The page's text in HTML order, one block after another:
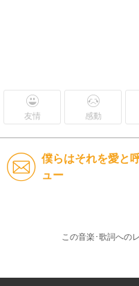
友情 感動
僕らはそれを愛と
ュー
この音楽･歌詞への